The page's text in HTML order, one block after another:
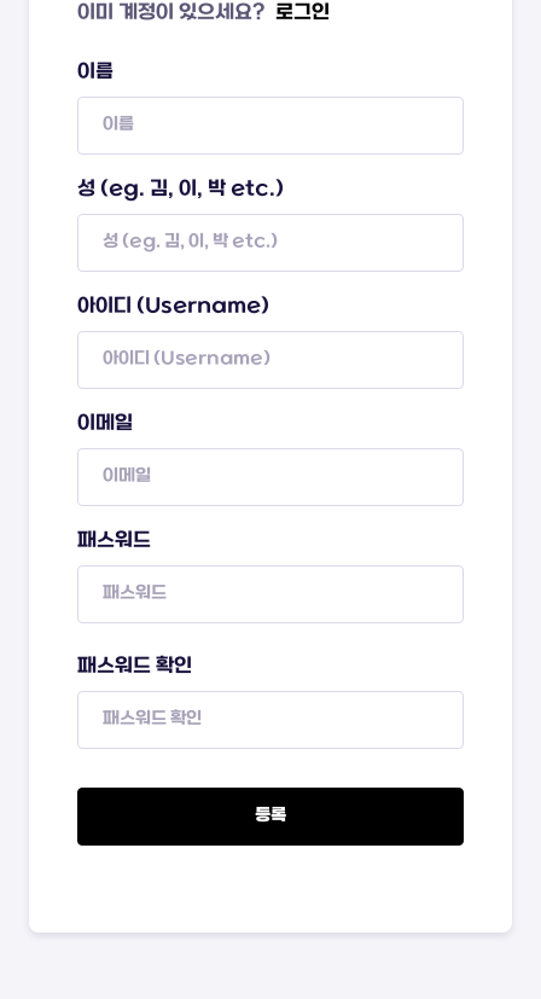
이미 계정이 있으세요? 로그인
이름
성 (eg. 김, 이, 박 etc.)
아이디 (Username)
이메일
패스워드
패스워드 확인
등록